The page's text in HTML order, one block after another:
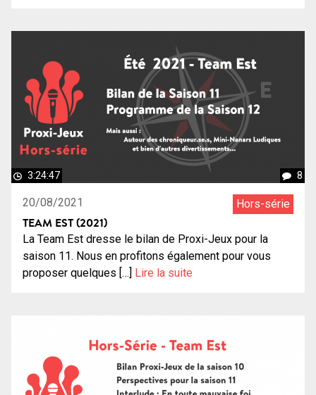
3:24:47 8
20/08/2021 Hors-série
TEAM EST (2021)
La Team Est dresse le bilan de Proxi-Jeux pour la
saison 11. Nous en profitons également pour vous
proposer quelques […] Lire la suite